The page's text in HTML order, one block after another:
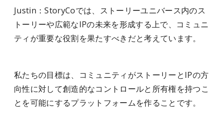
Justin：StoryCoでは、ストーリーユニバース内のス
トーリーや広範なIPの未来を形成する上で、コミュニ
ティが重要な役割を果たすべきだと考えています。
私たちの目標は、コミュニティがストーリーとIPの方
向性に対して創造的なコントロールと所有権を持つこ
とを可能にするプラットフォームを作ることです。